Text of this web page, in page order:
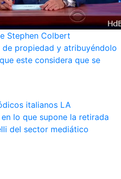
Stephen Colbert
propiedad y atribuyéndolo
este considera que se
italianos LA
en lo que supone la retirada
del sector mediático